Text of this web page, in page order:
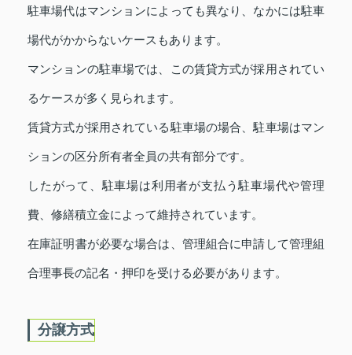
駐車場代はマンションによっても異なり、なかには駐車
場代がかからないケースもあります。
マンションの駐車場では、この賃貸方式が採用されてい
るケースが多く見られます。
賃貸方式が採用されている駐車場の場合、駐車場はマン
ションの区分所有者全員の共有部分です。
したがって、駐車場は利用者が支払う駐車場代や管理
費、修繕積立金によって維持されています。
在庫証明書が必要な場合は、管理組合に申請して管理組
合理事長の記名・押印を受ける必要があります。
分譲方式